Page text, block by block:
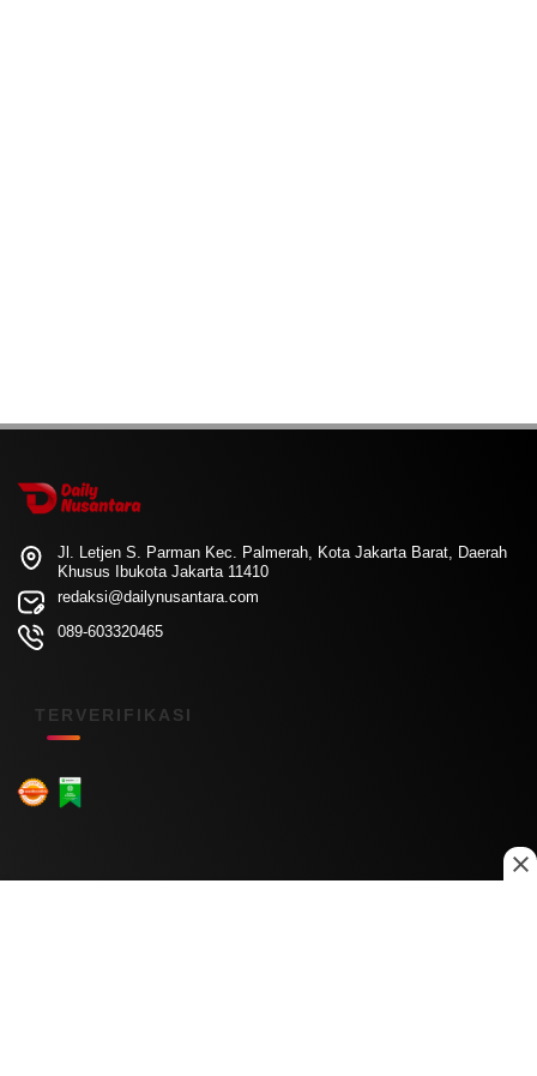
Jl. Letjen S. Parman Kec. Palmerah, Kota Jakarta Barat, Daerah
Khusus Ibukota Jakarta 11410
redaksi@dailynusantara.com
089-603320465
TERVERIFIKASI